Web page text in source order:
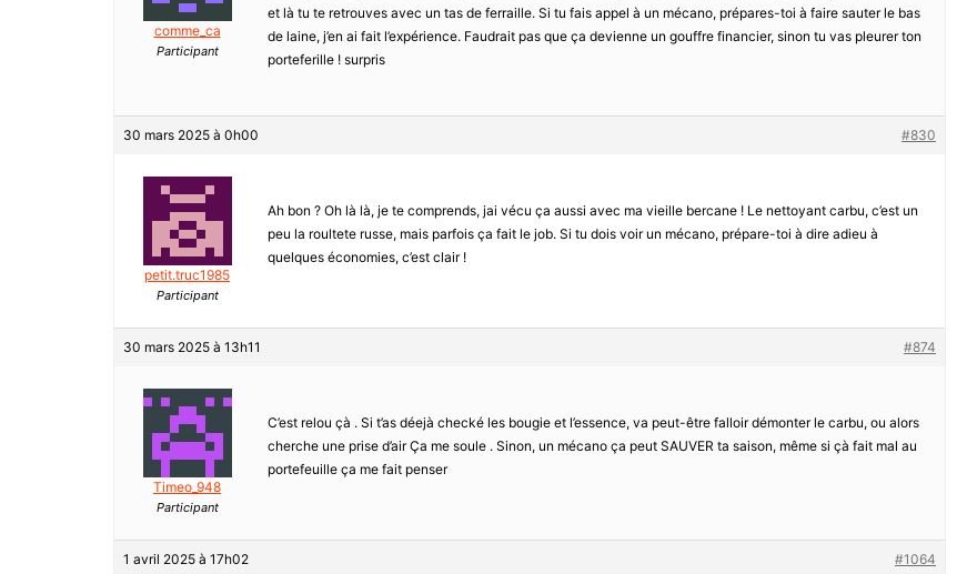
comme_ca
Participant
et là tu te retrouves avec un tas de ferraille. Si tu fais appel à un mécano, prépares-toi à faire sauter le bas
de laine, j’en ai fait l’expérience. Faudrait pas que ça devienne un gouffre financier, sinon tu vas pleurer ton
porteferille ! surpris
30 mars 2025 à 0h00 #830
petit.truc1985
Participant
Ah bon ? Oh là là, je te comprends, jai vécu ça aussi avec ma vieille bercane ! Le nettoyant carbu, c’est un
peu la roultete russe, mais parfois ça fait le job. Si tu dois voir un mécano, prépare-toi à dire adieu à
quelques économies, c’est clair !
30 mars 2025 à 13h11 #874
Timeo_948
Participant
C’est relou çà . Si t’as déejà checké les bougie et l’essence, va peut-être falloir démonter le carbu, ou alors
cherche une prise d’air Ça me soule . Sinon, un mécano ça peut SAUVER ta saison, même si çà fait mal au
portefeuille ça me fait penser
1 avril 2025 à 17h02 #1064